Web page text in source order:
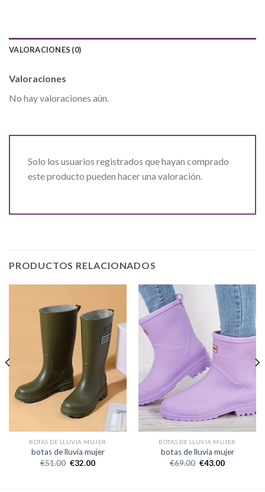
VALORACIONES (0)
Valoraciones
No hay valoraciones aún.
Solo los usuarios registrados que hayan comprado
este producto pueden hacer una valoración.
PRODUCTOS RELACIONADOS
BOTAS DE LLUVIA MUJER
botas de lluvia mujer
€51.00 €32.00
BOTAS DE LLUVIA MUJER
botas de lluvia mujer
€69.00 €43.00